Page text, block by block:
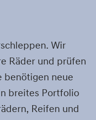
Wir
Räder und prüfen
benötigen neue
breites Portfolio
Reifen und